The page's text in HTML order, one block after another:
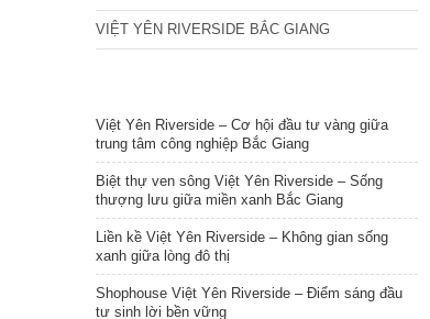
VIỆT YÊN RIVERSIDE BẮC GIANG
Việt Yên Riverside – Cơ hội đầu tư vàng giữa
trung tâm công nghiệp Bắc Giang
Biệt thự ven sông Việt Yên Riverside – Sống
thượng lưu giữa miền xanh Bắc Giang
Liền kề Việt Yên Riverside – Không gian sống
xanh giữa lòng đô thị
Shophouse Việt Yên Riverside – Điểm sáng đầu
tư sinh lời bền vững